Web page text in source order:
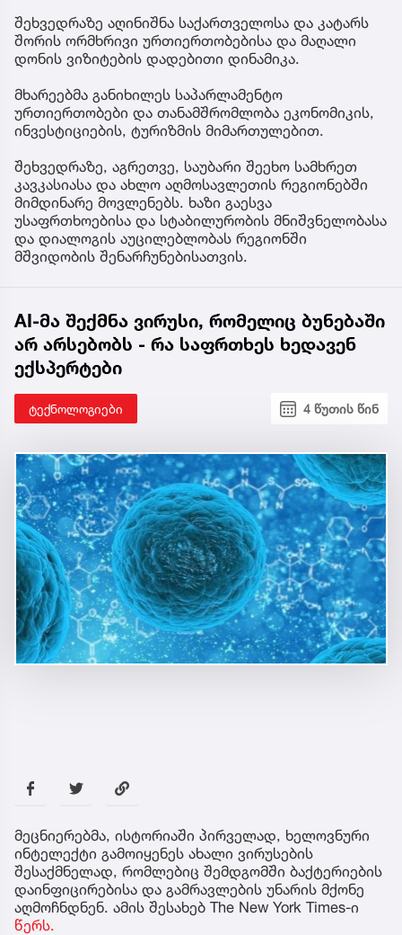
შეხვედრაზე აღინიშნა საქართველოსა და კატარს
შორის ორმხრივი ურთიერთობებისა და მაღალი
დონის ვიზიტების დადებითი დინამიკა.
მხარეებმა განიხილეს საპარლამენტო
ურთიერთობები და თანამშრომლობა ეკონომიკის,
ინვესტიციების, ტურიზმის მიმართულებით.
შეხვედრაზე, აგრეთვე, საუბარი შეეხო სამხრეთ
კავკასიასა და ახლო აღმოსავლეთის რეგიონებში
მიმდინარე მოვლენებს. ხაზი გაესვა
უსაფრთხოებისა და სტაბილურობის მნიშვნელობასა
და დიალოგის აუცილებლობას რეგიონში
მშვიდობის შენარჩუნებისათვის.
AI-მა შექმნა ვირუსი, რომელიც ბუნებაში
არ არსებობს - რა საფრთხეს ხედავენ
ექსპერტები
ტექნოლოგიები 4 წუთის წინ
მეცნიერებმა, ისტორიაში პირველად, ხელოვნური
ინტელექტი გამოიყენეს ახალი ვირუსების
შესაქმნელად, რომლებიც შემდგომში ბაქტერიების
დაინფიცირებისა და გამრავლების უნარის მქონე
აღმოჩნდნენ. ამის შესახებ The New York Times-ი
წერს.